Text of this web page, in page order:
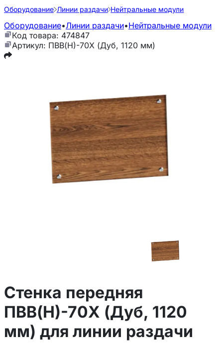
Оборудование Линии раздачи Нейтральные модули
Оборудование•Линии раздачи•Нейтральные модули
Код товара: 474847
Артикул: ПВВ(Н)-70Х (Дуб, 1120 мм)
Стенка передняя
ПВВ(Н)-70Х (Дуб, 1120
мм) для линии раздачи